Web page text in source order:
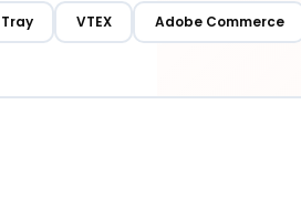
Tray VTEX Adobe Commerce